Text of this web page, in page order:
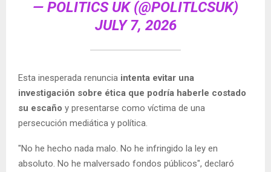
— POLITICS UK (@POLITLCSUK)
JULY 7, 2026
Esta inesperada renuncia intenta evitar una
investigación sobre ética que podría haberle costado
su escaño y presentarse como víctima de una
persecución mediática y política.
"No he hecho nada malo. No he infringido la ley en
absoluto. No he malversado fondos públicos", declaró